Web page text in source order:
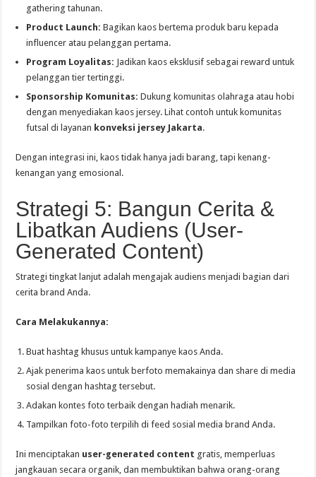
gathering tahunan.
Product Launch: Bagikan kaos bertema produk baru kepada
influencer atau pelanggan pertama.
Program Loyalitas: Jadikan kaos eksklusif sebagai reward untuk
pelanggan tier tertinggi.
Sponsorship Komunitas: Dukung komunitas olahraga atau hobi
dengan menyediakan kaos jersey. Lihat contoh untuk komunitas
futsal di layanan konveksi jersey Jakarta.
Dengan integrasi ini, kaos tidak hanya jadi barang, tapi kenang-
kenangan yang emosional.
Strategi 5: Bangun Cerita &
Libatkan Audiens (User-
Generated Content)
Strategi tingkat lanjut adalah mengajak audiens menjadi bagian dari
cerita brand Anda.
Cara Melakukannya:
Buat hashtag khusus untuk kampanye kaos Anda.
Ajak penerima kaos untuk berfoto memakainya dan share di media
sosial dengan hashtag tersebut.
Adakan kontes foto terbaik dengan hadiah menarik.
Tampilkan foto-foto terpilih di feed sosial media brand Anda.
Ini menciptakan user-generated content gratis, memperluas
jangkauan secara organik, dan membuktikan bahwa orang-orang